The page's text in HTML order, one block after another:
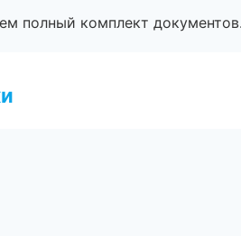
полный комплект документов.